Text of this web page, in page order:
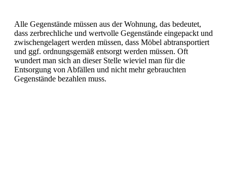
Alle Gegenstände müssen aus der Wohnung, das bedeutet,
dass zerbrechliche und wertvolle Gegenstände eingepackt und
zwischengelagert werden müssen, dass Möbel abtransportiert
und ggf. ordnungsgemäß entsorgt werden müssen. Oft
wundert man sich an dieser Stelle wieviel man für die
Entsorgung von Abfällen und nicht mehr gebrauchten
Gegenstände bezahlen muss.